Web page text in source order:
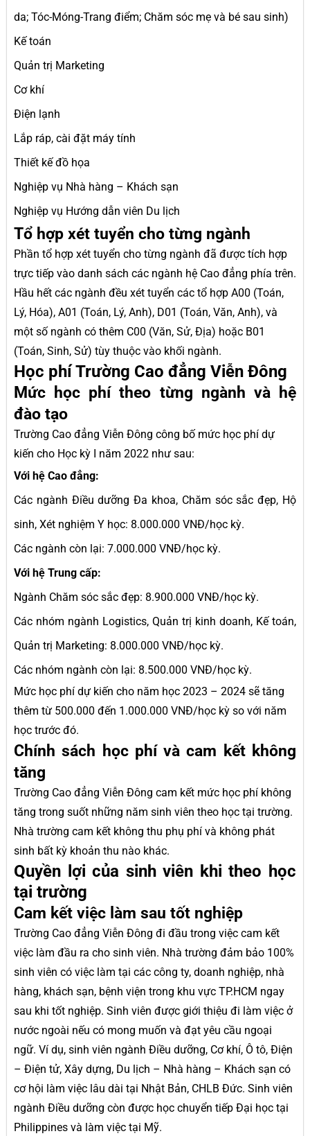
da; Tóc-Móng-Trang điểm; Chăm sóc mẹ và bé sau sinh)
Kế toán
Quản trị Marketing
Cơ khí
Điện lạnh
Lắp ráp, cài đặt máy tính
Thiết kế đồ họa
Nghiệp vụ Nhà hàng – Khách sạn
Nghiệp vụ Hướng dẫn viên Du lịch
Tổ hợp xét tuyển cho từng ngành
Phần tổ hợp xét tuyển cho từng ngành đã được tích hợp
trực tiếp vào danh sách các ngành hệ Cao đẳng phía trên.
Hầu hết các ngành đều xét tuyển các tổ hợp A00 (Toán,
Lý, Hóa), A01 (Toán, Lý, Anh), D01 (Toán, Văn, Anh), và
một số ngành có thêm C00 (Văn, Sử, Địa) hoặc B01
(Toán, Sinh, Sử) tùy thuộc vào khối ngành.
Học phí Trường Cao đẳng Viễn Đông
Mức học phí theo từng ngành và hệ
đào tạo
Trường Cao đẳng Viễn Đông công bố mức học phí dự
kiến cho Học kỳ I năm 2022 như sau:
Với hệ Cao đẳng:
Các ngành Điều dưỡng Đa khoa, Chăm sóc sắc đẹp, Hộ
sinh, Xét nghiệm Y học: 8.000.000 VNĐ/học kỳ.
Các ngành còn lại: 7.000.000 VNĐ/học kỳ.
Với hệ Trung cấp:
Ngành Chăm sóc sắc đẹp: 8.900.000 VNĐ/học kỳ.
Các nhóm ngành Logistics, Quản trị kinh doanh, Kế toán,
Quản trị Marketing: 8.000.000 VNĐ/học kỳ.
Các nhóm ngành còn lại: 8.500.000 VNĐ/học kỳ.
Mức học phí dự kiến cho năm học 2023 – 2024 sẽ tăng
thêm từ 500.000 đến 1.000.000 VNĐ/học kỳ so với năm
học trước đó.
Chính sách học phí và cam kết không
tăng
Trường Cao đẳng Viễn Đông cam kết mức học phí không
tăng trong suốt những năm sinh viên theo học tại trường.
Nhà trường cam kết không thu phụ phí và không phát
sinh bất kỳ khoản thu nào khác.
Quyền lợi của sinh viên khi theo học
tại trường
Cam kết việc làm sau tốt nghiệp
Trường Cao đẳng Viễn Đông đi đầu trong việc cam kết
việc làm đầu ra cho sinh viên. Nhà trường đảm bảo 100%
sinh viên có việc làm tại các công ty, doanh nghiệp, nhà
hàng, khách sạn, bệnh viện trong khu vực TP.HCM ngay
sau khi tốt nghiệp. Sinh viên được giới thiệu đi làm việc ở
nước ngoài nếu có mong muốn và đạt yêu cầu ngoại
ngữ. Ví dụ, sinh viên ngành Điều dưỡng, Cơ khí, Ô tô, Điện
– Điện tử, Xây dựng, Du lịch – Nhà hàng – Khách sạn có
cơ hội làm việc lâu dài tại Nhật Bản, CHLB Đức. Sinh viên
ngành Điều dưỡng còn được học chuyển tiếp Đại học tại
Philippines và làm việc tại Mỹ.